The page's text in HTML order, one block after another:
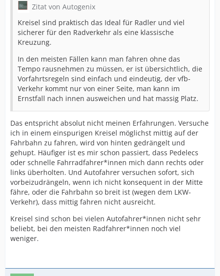
Zitat von Autogenix
Kreisel sind praktisch das Ideal für Radler und viel
sicherer für den Radverkehr als eine klassische
Kreuzung.
In den meisten Fällen kann man fahren ohne das
Tempo rausnehmen zu müssen, er ist übersichtlich, die
Vorfahrtsregeln sind einfach und eindeutig, der vfb-
Verkehr kommt nur von einer Seite, man kann im
Ernstfall nach innen ausweichen und hat massig Platz.
Das entspricht absolut nicht meinen Erfahrungen. Versuche
ich in einem einspurigen Kreisel möglichst mittig auf der
Fahrbahn zu fahren, wird von hinten gedrängelt und
gehupt. Häufiger ist es mir schon passiert, dass Pedelecs
oder schnelle Fahrradfahrer*innen mich dann rechts oder
links überholten. Und Autofahrer versuchen sofort, sich
vorbeizudrängeln, wenn ich nicht konsequent in der Mitte
fähre, oder die Fahrbahn so breit ist (wegen dem LKW-
Verkehr), dass mittig fahren nicht ausreicht.
Kreisel sind schon bei vielen Autofahrer*innen nicht sehr
beliebt, bei den meisten Radfahrer*innen noch viel
weniger.